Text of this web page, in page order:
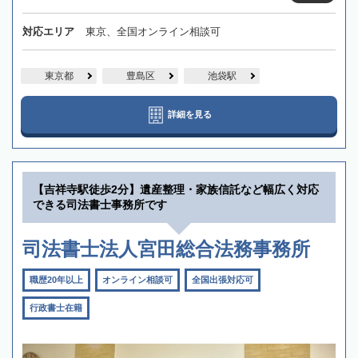
対応エリア 東京、全国オンライン相談可
東京都 豊島区 池袋駅
詳細を見る
【吉祥寺駅徒歩2分】遺産整理・家族信託など幅広く対応
できる司法書士事務所です
司法書士法人宮田総合法務事務所
職歴20年以上 オンライン相談可 全国出張対応可
行政書士在籍